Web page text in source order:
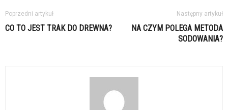
Poprzedni artykuł
CO TO JEST TRAK DO DREWNA?
Następny artykuł
NA CZYM POLEGA METODA
SODOWANIA?